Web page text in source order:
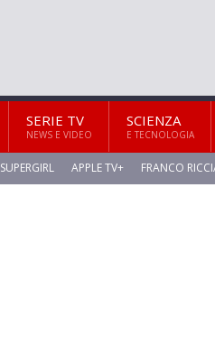
SERIE TV
NEWS E VIDEO
SCIENZA
E TECNOLOGIA
SUPERGIRL APPLE TV+ FRANCO